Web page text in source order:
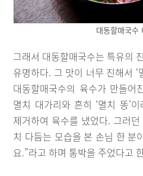
대동할매국수
그래서 대동할매국수는 특유의
유명하다. 그 맛이 너무 진해서 ‘
대동할매국수의 육수가 만들
멸치 대가리와 흔히 ‘멸치 똥’
제거하여 육수를 냈었다. 그러
치 다듬는 모습을 본 손님 한 분
요.”라고 하며 통박을 주었다고